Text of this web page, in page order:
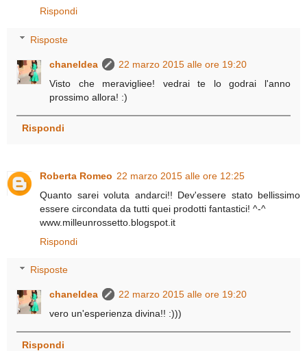
Rispondi
Risposte
chaneldea
22 marzo 2015 alle ore 19:20
Visto che meravigliee! vedrai te lo godrai l'anno
prossimo allora! :)
Rispondi
Roberta Romeo 22 marzo 2015 alle ore 12:25
Quanto sarei voluta andarci!! Dev'essere stato bellissimo
essere circondata da tutti quei prodotti fantastici! ^-^
www.milleunrossetto.blogspot.it
Rispondi
Risposte
chaneldea
22 marzo 2015 alle ore 19:20
vero un'esperienza divina!! :)))
Rispondi